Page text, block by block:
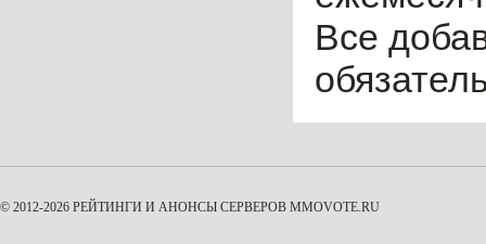
Все
© 2012-2026 РЕЙТИНГИ И АНОНСЫ СЕРВЕРОВ MMOVOTE.RU